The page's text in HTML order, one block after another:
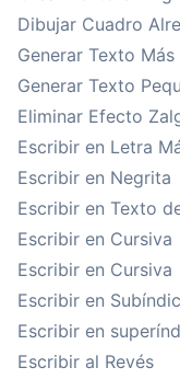
Dibujar Cuadro
Generar Texto Más
Generar Texto
Eliminar Efecto
Escribir en Letra
Escribir en Negrita
Escribir en Texto
Escribir en Cursiva
Escribir en Cursiva
Escribir en
Escribir en
Escribir al Revés